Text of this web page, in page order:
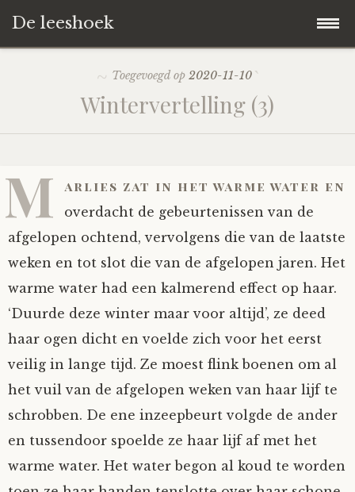
De leeshoek
De Leeshoek
Wie zijn we?
Het Biechthokje
Nieuw op de site
Woordenboek
De hele kast
Adventskalenders
Alternatieve straffen
Instrumenten
Op ontdekkingsreis
Spelletjes
HD-Archief
Het hele archief
Hoe geef je?
Hoe krijg je?
Instrumenten
Verhalen
Alle verhalen
Verhalen van De Leeshoek
Algae
Ben Hands-on
Verhalen van de HD-site
Verhalen van Anne en Bill
Anne
Interactieve verhalen
Polls
Averechts
Mijn Account
Toegevoegd op2020-11-10
Wintervertelling (3)
M arlies zat in het warme water en
overdacht de gebeurtenissen van de
afgelopen ochtend, vervolgens die van de laatste
weken en tot slot die van de afgelopen jaren. Het
warme water had een kalmerend effect op haar.
‘Duurde deze winter maar voor altijd’, ze deed
haar ogen dicht en voelde zich voor het eerst
veilig in lange tijd. Ze moest flink boenen om al
het vuil van de afgelopen weken van haar lijf te
schrobben. De ene inzeepbeurt volgde de ander
en tussendoor spoelde ze haar lijf af met het
warme water. Het water begon al koud te worden